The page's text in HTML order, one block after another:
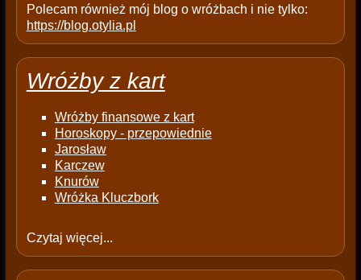
Polecam również mój blog o wróżbach i nie tylko:
https://blog.otylia.pl
Wróżby z kart
Wróżby finansowe z kart
Horoskopy - przepowiednie
Jarosław
Karczew
Knurów
Wróżka Kluczbork
Czytaj więcej...